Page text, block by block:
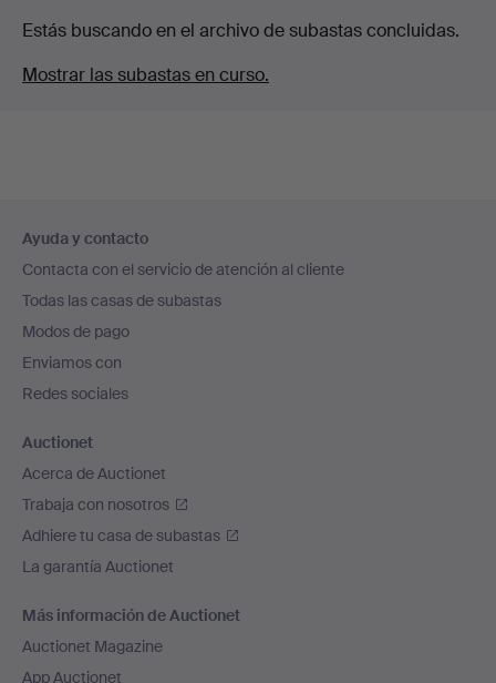
Estás buscando en el archivo de subastas concluidas.
Mostrar las subastas en curso.
en
el
pie
de
página
Ayuda y contacto
Contacta con el servicio de atención al cliente
Todas las casas de subastas
Modos de pago
Enviamos con
Redes sociales
Auctionet
Acerca de Auctionet
Trabaja con nosotros
Adhiere tu casa de subastas
La garantía Auctionet
Más información de Auctionet
Auctionet Magazine
App Auctionet